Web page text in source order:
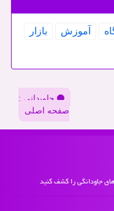
آموزش
بازار
جاویدانی :
صفحه اصلی
جاودانگی را کشف کنید